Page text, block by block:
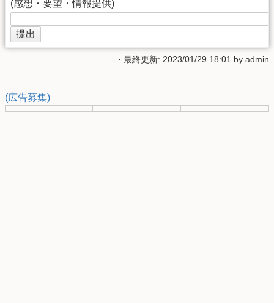
(感想・要望・情報提供)
· 最終更新: 2023/01/29 18:01 by admin
(広告募集)